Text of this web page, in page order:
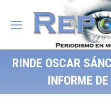
RINDE OSCAR
INFORME